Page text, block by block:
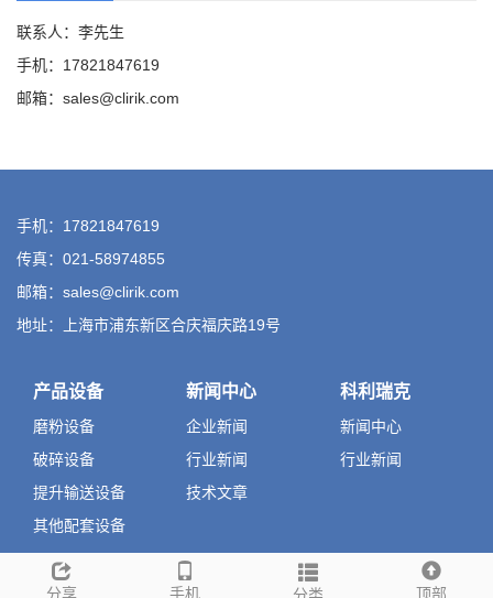
联系人：李先生
手机：17821847619
邮箱：sales@clirik.com
分享 手机 顶部
手机：17821847619
传真：021-58974855
邮箱：sales@clirik.com
地址：上海市浦东新区合庆福庆路19号
产品设备
磨粉设备
破碎设备
提升输送设备
其他配套设备
新闻中心
企业新闻
行业新闻
技术文章
科利瑞克
新闻中心
行业新闻